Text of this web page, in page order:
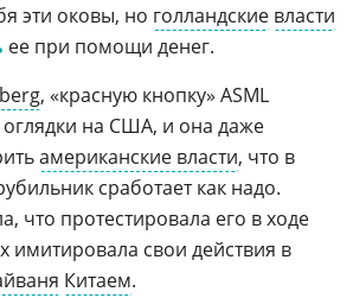
эти оковы, но голландские власти
ее при помощи денег.
, «красную кнопку» ASML
оглядки на США, и она даже
американские власти, что в
сработает как надо.
что протестировала его в ходе
имитировала свои действия в
Китаем.